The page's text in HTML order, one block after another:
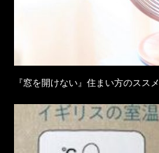
『窓を開けない』住まい方のススメ